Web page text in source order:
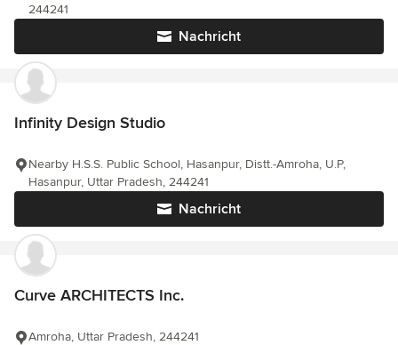
Nachricht
244241
Infinity Design Studio
Nachricht
Nearby H.S.S. Public School, Hasanpur, Distt.-Amroha, U.P,
Hasanpur, Uttar Pradesh, 244241
Curve ARCHITECTS Inc.
Amroha, Uttar Pradesh, 244241